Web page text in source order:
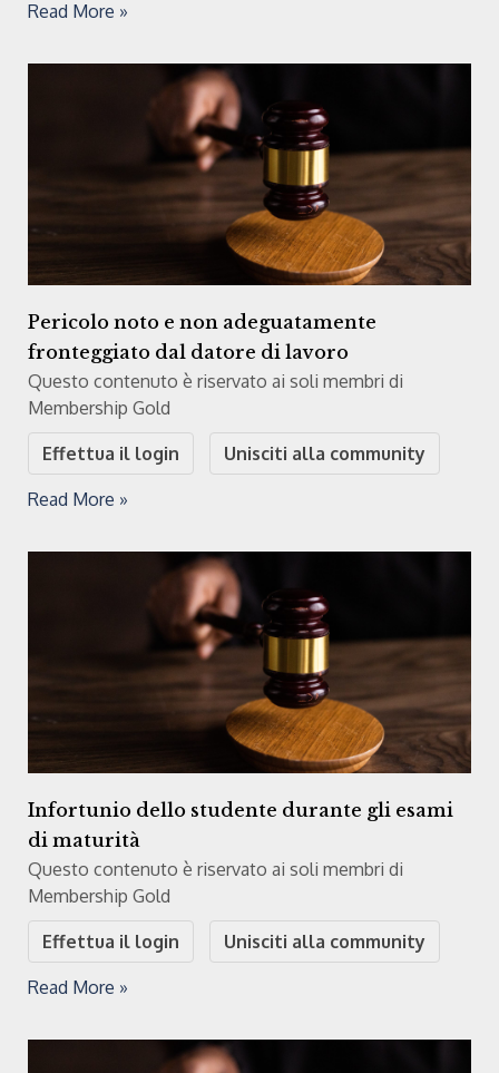
Read More »
Pericolo noto e non adeguatamente
fronteggiato dal datore di lavoro
Questo contenuto è riservato ai soli membri di
Membership Gold
Effettua il login Unisciti alla community
Read More »
Infortunio dello studente durante gli esami
di maturità
Questo contenuto è riservato ai soli membri di
Membership Gold
Effettua il login Unisciti alla community
Read More »